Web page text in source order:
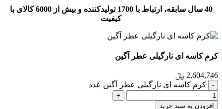
40 سال سابقه، ارتباط با 1700 تولیدکننده و بیش از 6000 کالای با
کیفیت
کرم کاسه ای نارگیلی عطر آگین
2,604,746 ﷼
کرم کاسه ای نارگیلی عطر آگین عدد
افزودن به سبد خرید